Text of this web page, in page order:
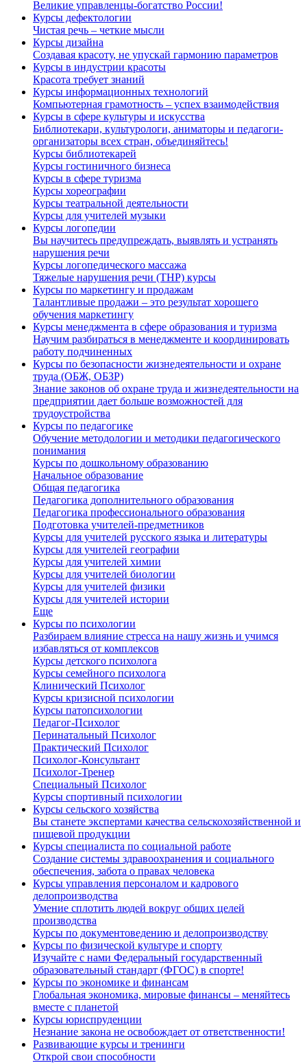
Великие управленцы-богатство России!
Курсы дефектологии
Чистая речь – четкие мысли
Курсы дизайна
Создавая красоту, не упускай гармонию параметров
Курсы в индустрии красоты
Красота требует знаний
Курсы информационных технологий
Компьютерная грамотность – успех взаимодействия
Курсы в сфере культуры и искусства
Библиотекари, культурологи, аниматоры и педагоги-
организаторы всех стран, объединяйтесь!
Курсы библиотекарей
Курсы гостиничного бизнеса
Курсы в сфере туризма
Курсы хореографии
Курсы театральной деятельности
Курсы для учителей музыки
Курсы логопедии
Вы научитесь предупреждать, выявлять и устранять
нарушения речи
Курсы логопедического массажа
Тяжелые нарушения речи (ТНР) курсы
Курсы по маркетингу и продажам
Талантливые продажи – это результат хорошего
обучения маркетингу
Курсы менеджмента в сфере образования и туризма
Научим разбираться в менеджменте и координировать
работу подчиненных
Курсы по безопасности жизнедеятельности и охране
труда (ОБЖ, ОБЗР)
Знание законов об охране труда и жизнедеятельности на
предприятии дает больше возможностей для
трудоустройства
Курсы по педагогике
Обучение методологии и методики педагогического
понимания
Курсы по дошкольному образованию
Начальное образование
Общая педагогика
Педагогика дополнительного образования
Педагогика профессионального образования
Подготовка учителей-предметников
Курсы для учителей русского языка и литературы
Курсы для учителей географии
Курсы для учителей химии
Курсы для учителей биологии
Курсы для учителей физики
Курсы для учителей истории
Еще
Курсы по психологии
Разбираем влияние стресса на нашу жизнь и учимся
избавляться от комплексов
Курсы детского психолога
Курсы семейного психолога
Клинический Психолог
Курсы кризисной психологии
Курсы патопсихологии
Педагог-Психолог
Перинатальный Психолог
Практический Психолог
Психолог-Консультант
Психолог-Тренер
Специальный Психолог
Курсы спортивный психологии
Курсы сельского хозяйства
Вы станете экспертами качества сельскохозяйственной и
пищевой продукции
Курсы специалиста по социальной работе
Создание системы здравоохранения и социального
обеспечения, забота о правах человека
Курсы управления персоналом и кадрового
делопроизводства
Умение сплотить людей вокруг общих целей
производства
Курсы по документоведению и делопроизводству
Курсы по физической культуре и спорту
Изучайте с нами Федеральный государственный
образовательный стандарт (ФГОС) в спорте!
Курсы по экономике и финансам
Глобальная экономика, мировые финансы – меняйтесь
вместе с планетой
Курсы юриспруденции
Незнание закона не освобождает от ответственности!
Развивающие курсы и тренинги
Открой свои способности